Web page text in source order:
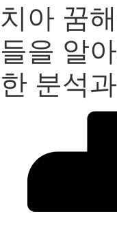
치아 꿈
들을 알
한 분석